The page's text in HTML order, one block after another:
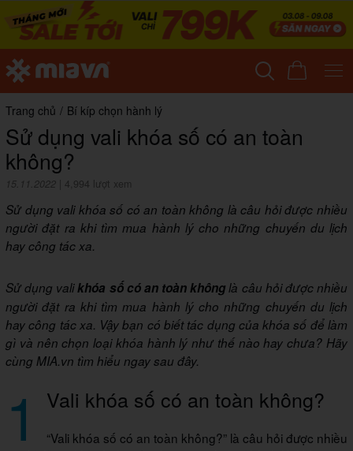
Trang chủ / Bí kíp chọn hành lý
Sử dụng vali khóa số có an toàn
không?
15.11.2022 4,994 lượt xem
Sử dụng vali khóa số có an toàn không là câu hỏi được nhiều
người đặt ra khi tìm mua hành lý cho những chuyến du lịch
hay công tác xa.
Sử dụng valikhóa số có an toàn không là câu hỏi được nhiều
người đặt ra khi tìm mua hành lý cho những chuyến du lịch
hay công tác xa. Vậy bạn có biết tác dụng của khóa số để làm
gì và nên chọn loại khóa hành lý như thế nào hay chưa? Hãy
cùng MIA.vn tìm hiểu ngay sau đây.
1 Vali khóa số có an toàn không?
“Vali khóa số có an toàn không?” là câu hỏi được nhiều